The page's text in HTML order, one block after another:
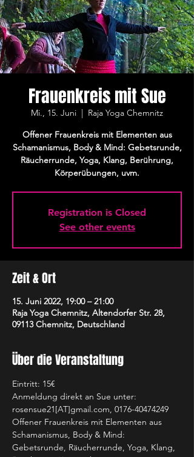
Frauenkreis mit Sue
Mi., 15. Juni
  |
Raja Yoga Chemnitz
Offener Frauenkreis mit Elementen aus
Schamanismus, Body & Mind: Gebetsrunde,
Räucherrunde, Yoga, Klang, Berührung,
Körperübungen, uvm.
Registration is Closed
See other events
Zeit & Ort
15. Juni 2022, 19:00 – 21:00
Raja Yoga Chemnitz, Altendorfer Str. 28,
09113 Chemnitz, Deutschland
Über die Veranstaltung
Eintritt: 15€
Anmeldung direkt an Sue unter:
rosensue21[AT]gmail.com, 0176-40474249
Offener Frauenkreis mit Elementen aus
Schamanismus, Body & Mind:
Gebetsrunde, Räucherrunde, Yoga, Klang,